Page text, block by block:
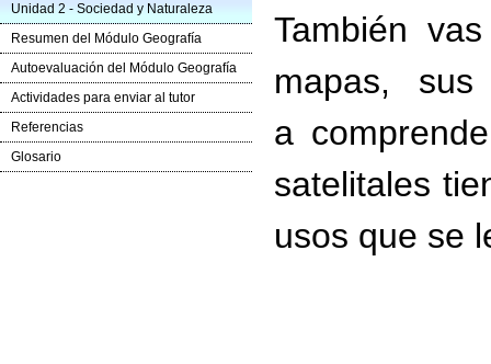
Unidad 2 - Sociedad y Naturaleza
Resumen del Módulo Geografía
Autoevaluación del Módulo Geografía
Actividades para enviar al tutor
Referencias
Glosario
También
mapas,
a
satelitales
usos que se